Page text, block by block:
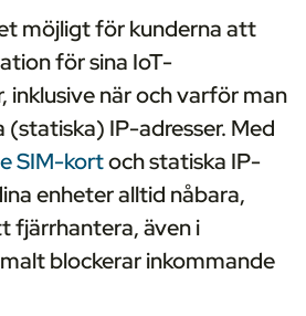
möjligt för kunderna att
för sina IoT-
inklusive när och varför man
(statiska) IP-adresser. Med
SIM-kortoch statiska IP-
enheter alltid nåbara,
fjärrhantera, även i
blockerar inkommande